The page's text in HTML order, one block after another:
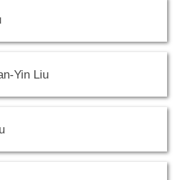
Yin Liu